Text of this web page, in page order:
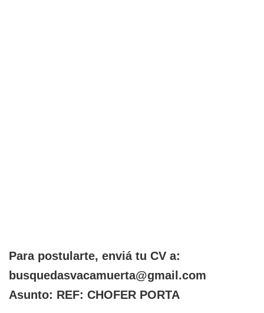
Para postularte, enviá tu CV a:
busquedasvacamuerta@gmail.com
Asunto: REF: CHOFER PORTA